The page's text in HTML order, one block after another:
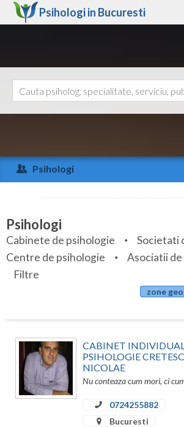
Psihologi in Bucuresti
Arad
Arges
Bihor
Bistrita-Nasaud
Botosani
Bucuresti
Buzau
Ajutor
Psihologi
Specialitati
Servicii
Articole
Cabinet
Membri
Psihologi
Cabinete de psihologie
Societati
Centre de psihologie
Asociatii
Filtre
zone
CABINET
PSIHOLOGIE
NICOLAE
Nu conteaza cum mori, ci
0724255882
Bucuresti